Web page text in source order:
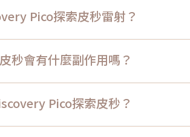
Pico探索皮秒雷射？
秒會有什麼副作用嗎？
Pico探索皮秒？